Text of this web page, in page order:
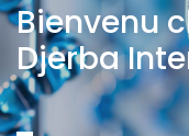
Bienvenu
Djerba